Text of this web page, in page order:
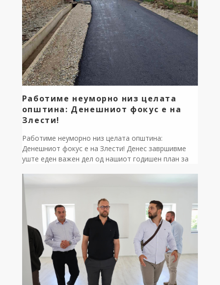
беше само зборување, […]
Работиме неуморно низ целата
општина: Денешниот фокус е на
Злести!
Работиме неуморно низ целата општина:
Денешниот фокус е на Злести! Денес завршивме
уште еден важен дел од нашиот годишен план за
главната улица во село Злести, на потегот од
Лешани. Со оваа инвестиција значително ја
подобруваме патната инфраструктура,
придонесувајќи за поголема безбедност во
сообраќајот и […]